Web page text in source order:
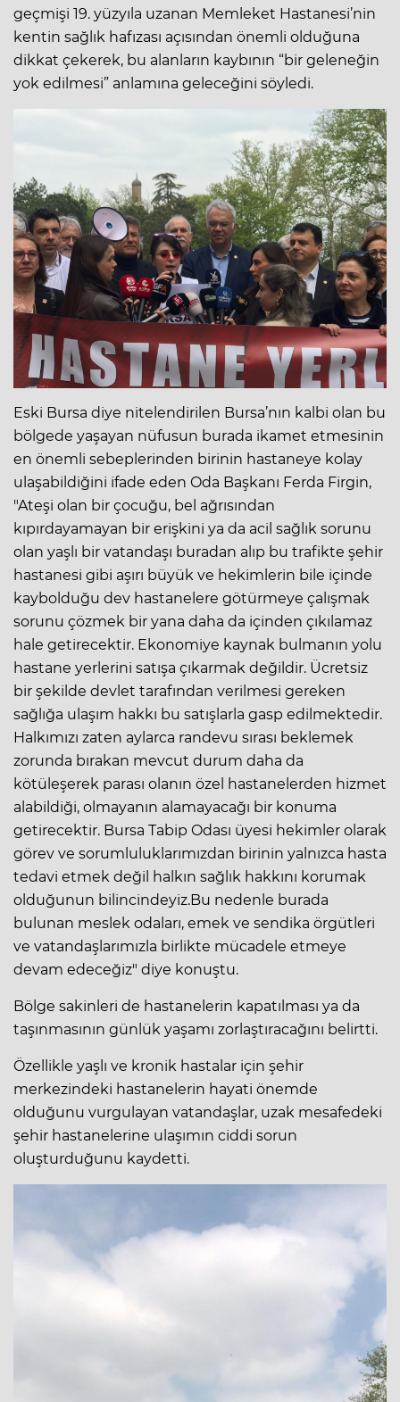
geçmişi 19. yüzyıla uzanan Memleket Hastanesi’nin
kentin sağlık hafızası açısından önemli olduğuna
dikkat çekerek, bu alanların kaybının “bir geleneğin
yok edilmesi” anlamına geleceğini söyledi.
Eski Bursa diye nitelendirilen Bursa’nın kalbi olan bu
bölgede yaşayan nüfusun burada ikamet etmesinin
en önemli sebeplerinden birinin hastaneye kolay
ulaşabildiğini ifade eden Oda Başkanı Ferda Firgin,
"Ateşi olan bir çocuğu, bel ağrısından
kıpırdayamayan bir erişkini ya da acil sağlık sorunu
olan yaşlı bir vatandaşı buradan alıp bu trafikte şehir
hastanesi gibi aşırı büyük ve hekimlerin bile içinde
kaybolduğu dev hastanelere götürmeye çalışmak
sorunu çözmek bir yana daha da içinden çıkılamaz
hale getirecektir. Ekonomiye kaynak bulmanın yolu
hastane yerlerini satışa çıkarmak değildir. Ücretsiz
bir şekilde devlet tarafından verilmesi gereken
sağlığa ulaşım hakkı bu satışlarla gasp edilmektedir.
Halkımızı zaten aylarca randevu sırası beklemek
zorunda bırakan mevcut durum daha da
kötüleşerek parası olanın özel hastanelerden hizmet
alabildiği, olmayanın alamayacağı bir konuma
getirecektir. Bursa Tabip Odası üyesi hekimler olarak
görev ve sorumluluklarımızdan birinin yalnızca hasta
tedavi etmek değil halkın sağlık hakkını korumak
olduğunun bilincindeyiz.Bu nedenle burada
bulunan meslek odaları, emek ve sendika örgütleri
ve vatandaşlarımızla birlikte mücadele etmeye
devam edeceğiz" diye konuştu.
Bölge sakinleri de hastanelerin kapatılması ya da
taşınmasının günlük yaşamı zorlaştıracağını belirtti.
Özellikle yaşlı ve kronik hastalar için şehir
merkezindeki hastanelerin hayati önemde
olduğunu vurgulayan vatandaşlar, uzak mesafedeki
şehir hastanelerine ulaşımın ciddi sorun
oluşturduğunu kaydetti.